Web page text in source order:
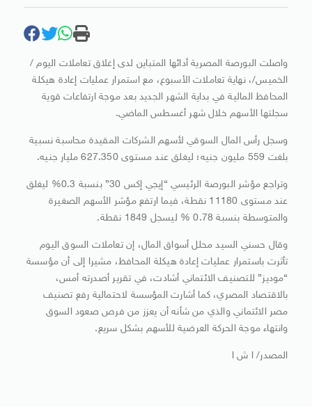
واصلت البورصة المصرية أدائها المتباين لدى إغلاق تعاملات اليوم /
الخميس/، نهاية تعاملات الأسبوع، مع استمرار عمليات إعادة هيكلة
المحافظ المالية في بداية الشهر الجديد بعد موجة ارتفاعات قوية
سجلتها الأسهم خلال شهر أغسطس الماضي.
وسجل رأس المال السوقي لأسهم الشركات المقيدة محاسبة نسبية
بلغت 559 مليون جنيه؛ ليغلق عند مستوى 627.350 مليار جنيه.
وتراجع مؤشر البورصة الرئيسي “إيجي إكس 30” بنسبة 0.3% ليغلق
عند مستوى 11180 نقطة، فيما ارتفع مؤشر الأسهم الصغيرة
والمتوسطة بنسبة 0.78 % ليسجل 1849 نقطة.
وقال حسني السيد محلل أسواق المال، إن تعاملات السوق اليوم
تأثرت باستمرار عمليات إعادة هيكلة المحافظ، مشيرا إلى أن مؤسسة
“موديز” للتصنيف الائتماني أشادت، في تقرير أصدرته أمس،
بالاقتصاد المصري، كما أشارت المؤسسة لاحتمالية رفع تصنيف
مصر الائتماني والذي من شأنه أن يعزز من فرص صعود السوق
وانتهاء موجة الحركة العرضية للأسهم بشكل سريع.
المصدر/ ا ش ا